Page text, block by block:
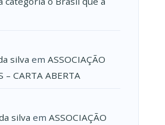
silva em ASSOCIAÇÃO
– CARTA ABERTA
silva em ASSOCIAÇÃO